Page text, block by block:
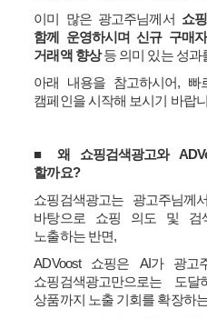
이미 많은 광고주님께서 쇼
함께 운영하시며 신규 구매
거래액 향상등 의미 있는 성과
아래 내용을 참고하시어, 빠
캠페인을 시작해 보시기 바랍
■왜 쇼핑검색광고와
할까요?
쇼핑검색광고는 광고주님
바탕으로 쇼핑 의도 및 검
노출하는 반면,
ADVoost 쇼핑은 AI가 광고
쇼핑검색광고만으로는 도
상품까지 노출 기회를 확장하